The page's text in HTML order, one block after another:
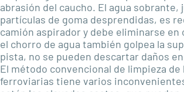
abrasión del caucho. El agua sobrante,
partículas de goma desprendidas, es
camión aspirador y debe eliminarse en
el chorro de agua también golpea la
pista, no se pueden descartar daños
El método convencional de limpieza
ferroviarias tiene varios